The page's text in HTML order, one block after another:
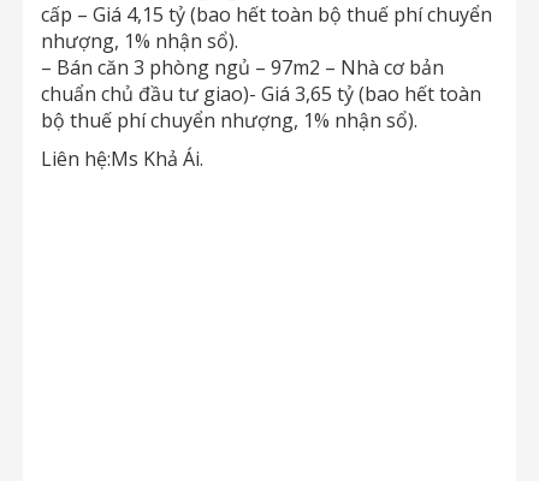
cấp – Giá 4,15 tỷ (bao hết toàn bộ thuế phí chuyển
nhượng, 1% nhận sổ).
– Bán căn 3 phòng ngủ – 97m2 – Nhà cơ bản
chuẩn chủ đầu tư giao)- Giá 3,65 tỷ (bao hết toàn
bộ thuế phí chuyển nhượng, 1% nhận sổ).
Liên hệ:Ms Khả Ái.